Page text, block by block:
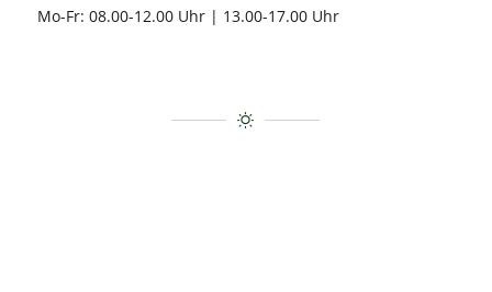
Mo-Fr: 08.00-12.00 Uhr | 13.00-17.00 Uhr